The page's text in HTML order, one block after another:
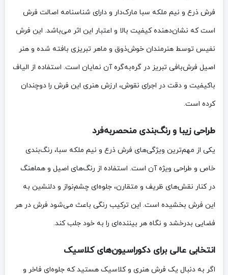
فرش ذرع و نیم ملکه سبا مارک‌دار و دارای شناسنامه اصالت فرش
است که نشان‌دهنده کیفیت بالا و اعتبار این اثر می‌باشد. این فرش
نفیس توسط هنرمندان خوش‌ذوق و ماهر تبریزی بافته شده و هنر
اصیل فرش‌بافی تبریز در گره‌به‌گره آن نمایان است. استفاده از الیاف
باکیفیت و دقت در اجرای نقوش، ارزش هنری این فرش را دوچندان
کرده است.
طراحی زیبا و رنگ‌بندی منحصربه‌فرد
یکی از مهم‌ترین ویژگی‌های فرش ذرع و نیم ملکه سبا، رنگ‌بندی
خاص و طراحی ویژه آن است. استفاده از رنگ‌های اصیل و هماهنگ
در کنار نقش‌های ظریف و متقارن، جلوه‌ای چشم‌نواز و دلنشین به
این فرش بخشیده است. این ترکیب رنگی باعث می‌شود فرش در هر
فضایی بدرخشد و نگاه هر بیننده‌ای را به خود جلب کند.
انتخابی عالی برای دکوراسیون‌های کلاسیک
اگر به دنبال یک فرش هنری و کلاسیک هستید که جلوه‌ای فاخر و